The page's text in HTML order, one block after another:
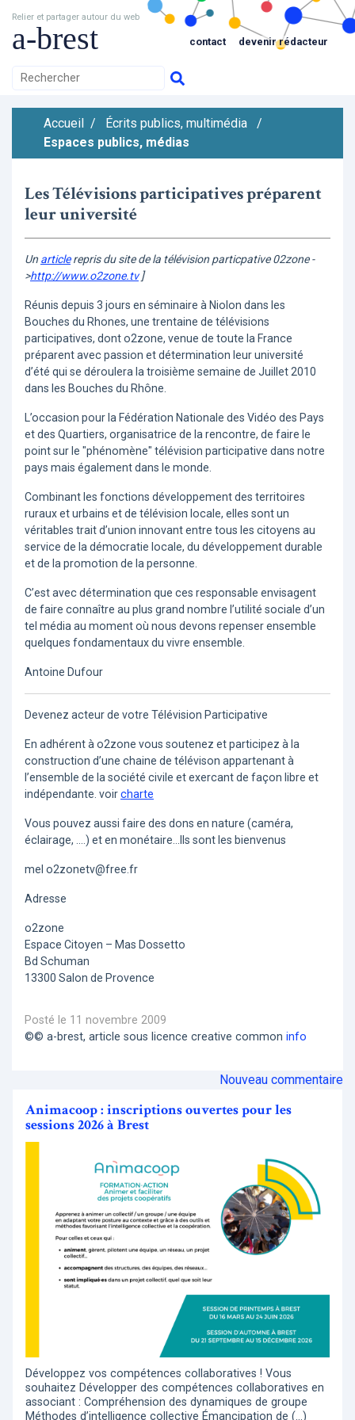
Relier et partager autour du web
a-brest contact devenir rédacteur
Accueil / Écrits publics, multimédia
/
Espaces publics, médias
Les Télévisions participatives préparent
leur université
Un articlerepris du site de la télévision particpative 02zone -
>http://www.o2zone.tv]
Réunis depuis 3 jours en séminaire à Niolon dans les
Bouches du Rhones, une trentaine de télévisions
participatives, dont o2zone, venue de toute la France
préparent avec passion et détermination leur université
d’été qui se déroulera la troisième semaine de Juillet 2010
dans les Bouches du Rhône.
L’occasion pour la Fédération Nationale des Vidéo des Pays
et des Quartiers, organisatrice de la rencontre, de faire le
point sur le "phénomène" télévision participative dans notre
pays mais également dans le monde.
Combinant les fonctions développement des territoires
ruraux et urbains et de télévision locale, elles sont un
véritables trait d’union innovant entre tous les citoyens au
service de la démocratie locale, du développement durable
et de la promotion de la personne.
C’est avec détermination que ces responsable envisagent
de faire connaître au plus grand nombre l’utilité sociale d’un
tel média au moment où nous devons repenser ensemble
quelques fondamentaux du vivre ensemble.
Antoine Dufour
Devenez acteur de votre Télévision Participative
En adhérent à o2zone vous soutenez et participez à la
construction d’une chaine de télévison appartenant à
l’ensemble de la société civile et exercant de façon libre et
indépendante. voircharte
Vous pouvez aussi faire des dons en nature (caméra,
éclairage, ....) et en monétaire...Ils sont les bienvenus
mel o2zonetv@free.fr
Adresse
o2zone
Espace Citoyen – Mas Dossetto
Bd Schuman
13300 Salon de Provence
Posté le 11 novembre 2009
©© a-brest, article sous licence creative common info
Nouveau commentaire
Animacoop : inscriptions ouvertes pour les
sessions 2026 à Brest
Développez vos compétences collaboratives ! Vous
souhaitez Développer des compétences collaboratives en
associant : Compréhension des dynamiques de groupe
Méthodes d’intelligence collective Émancipation de (…)